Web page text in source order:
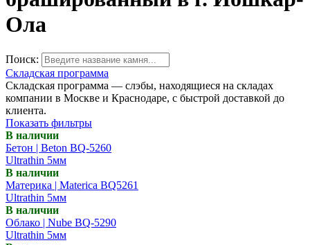
Ола
Поиск:
Складская программа
Складская программа — слэбы, находящиеся на складах
компании в Москве и Краснодаре, с быстрой доставкой до
клиента.
Показать фильтры
В наличии
Бетон | Beton BQ-5260
Ultrathin 5мм
В наличии
Материка | Materica BQ5261
Ultrathin 5мм
В наличии
Облако | Nube BQ-5290
Ultrathin 5мм